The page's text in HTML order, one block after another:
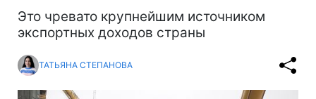
Это чревато крупнейшим источником
экспортных доходов страны
ТАТЬЯНА СТЕПАНОВА